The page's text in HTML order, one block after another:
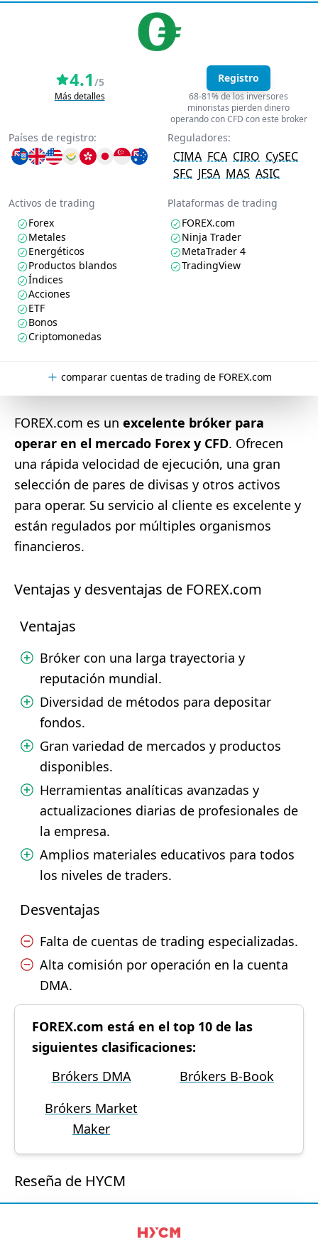
4.1 /5
Más detalles
Registro
68-81% de los inversores
minoristas pierden dinero
operando con CFD con este broker
Países de registro: Reguladores:
CIMA FCA CIRO CySEC
SFC JFSA MAS ASIC
Activos de trading
Forex
Metales
Energéticos
Productos blandos
Índices
Acciones
ETF
Bonos
Criptomonedas
Plataformas de trading
FOREX.com
Ninja Trader
MetaTrader 4
TradingView
comparar cuentas de trading de FOREX.com
FOREX.com es un excelente bróker para
operar en el mercado Forex y CFD. Ofrecen
una rápida velocidad de ejecución, una gran
selección de pares de divisas y otros activos
para operar. Su servicio al cliente es excelente y
están regulados por múltiples organismos
financieros.
Ventajas y desventajas de FOREX.com
Ventajas
Bróker con una larga trayectoria y
reputación mundial.
Diversidad de métodos para depositar
fondos.
Gran variedad de mercados y productos
disponibles.
Herramientas analíticas avanzadas y
actualizaciones diarias de profesionales de
la empresa.
Amplios materiales educativos para todos
los niveles de traders.
Desventajas
Falta de cuentas de trading especializadas.
Alta comisión por operación en la cuenta
DMA.
FOREX.com está en el top 10 de las
siguientes clasificaciones:
Brókers DMA
Brókers B-Book
Brókers Market
Maker
Reseña de HYCM